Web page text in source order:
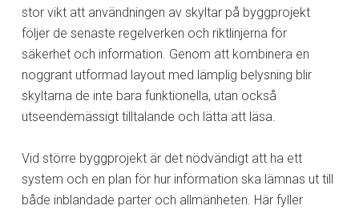
stor vikt att användningen av skyltar på byggprojekt
följer de senaste regelverken och riktlinjerna för
säkerhet och information. Genom att kombinera en
noggrant utformad layout med lämplig belysning blir
skyltarna de inte bara funktionella, utan också
utseendemässigt tilltalande och lätta att läsa.
Vid större byggprojekt är det nödvändigt att ha ett
system och en plan för hur information ska lämnas ut till
både inblandade parter och allmänheten. Här fyller